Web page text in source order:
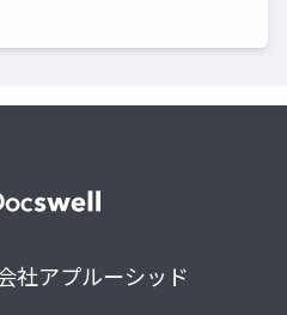
社アプルーシッド